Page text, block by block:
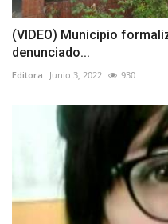
(VIDEO) Municipio
denunciado...
Editora Junio 3, 2022 930